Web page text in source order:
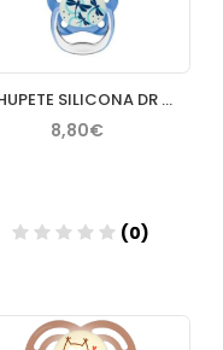
CHUPETE SILICONA DR BROWN´S ADVANTAGE REVERSIBLE NOCTURNO 0
8,80€
(0)
Añadir